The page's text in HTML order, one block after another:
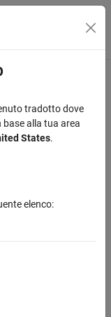
tradotto dove
base alla tua area
States.
elenco: